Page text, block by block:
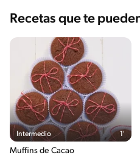
Recetas que te
Intermedio 1'
Muffins de Cacao